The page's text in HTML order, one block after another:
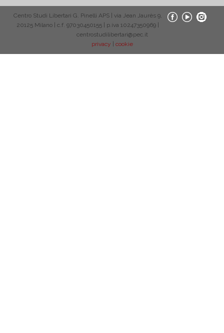
Centro Studi Libertari G. Pinelli APS | via Jean Jaurès 9,
20125 Milano | c.f. 97030450155 | p.iva 10247350969 |
centrostudilibertari@pec.it
privacy
cookie